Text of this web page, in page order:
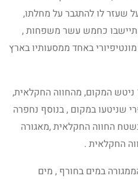
שעזר לו להתגבר על מחלתו,
כחמש עשר משפחות ,
באחד ממסעותיו בארץ
לאחר רעידת אדמה בשנת 1837 ניטש המקום, מהחווה החקלאית,
שניטעו במקום , בנוסף נחפרה
החווה החקלאית ,מאגורה
החקלאית .
במים בחורף , מים